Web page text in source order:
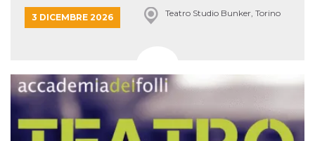
3 DICEMBRE 2026 Teatro Studio Bunker, Torino